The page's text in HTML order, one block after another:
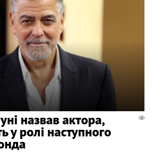
назвав актора,
у ролі наступного